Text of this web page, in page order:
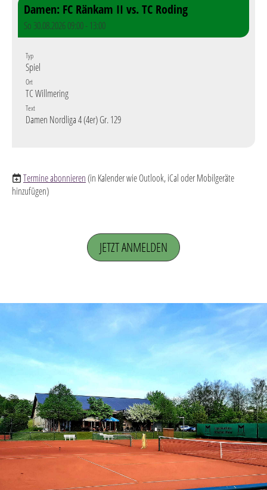
Damen: FC Ränkam II vs. TC Roding
So 30.08.2026 09:00 - 13:00
Typ
Spiel
Ort
TC Willmering
Text
Damen Nordliga 4 (4er) Gr. 129
Termine abonnieren(in Kalender wie Outlook, iCal oder Mobilgeräte
hinzufügen)
JETZT ANMELDEN